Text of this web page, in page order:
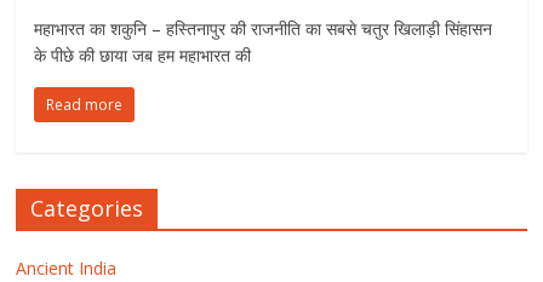
महाभारत का शकुनि – हस्तिनापुर की राजनीति का सबसे चतुर खिलाड़ी सिंहासन
के पीछे की छाया जब हम महाभारत की
Read more
Categories
Ancient India